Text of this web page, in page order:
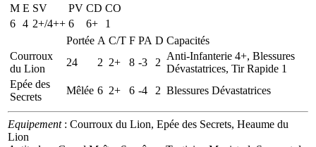
M E SV PV CD CO
6 4 2+/4++ 6 6+
1
Portée A C/T F PA D Capacités
Courroux
du Lion
24 2 2+ 8 -3 2
Anti-Infanterie 4+, Blessures
Dévastatrices, Tir Rapide 1
Epée des
Secrets
Mêlée 6 2+ 6 -4 2 Blessures Dévastatrices
Equipement: Courroux du Lion, Epée des Secrets, Heaume du
Lion